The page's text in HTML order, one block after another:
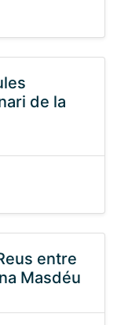
de la
entre
Masdéu